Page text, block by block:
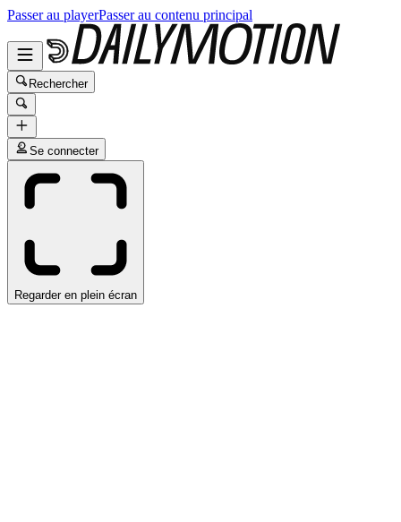
Passer au playerPasser au contenu principal
Rechercher
Se connecter
Regarder en plein écran